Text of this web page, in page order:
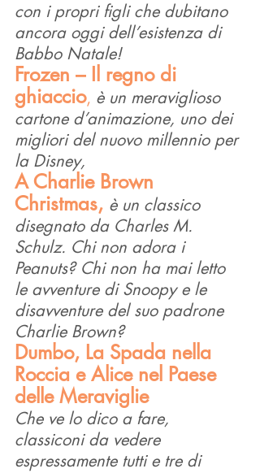
con i propri figli che dubitano
ancora oggi dell’esistenza di
Babbo Natale!
Frozen – Il regno di
ghiaccio, è un meraviglioso
cartone d’animazione, uno dei
migliori del nuovo millennio per
la Disney,
A Charlie Brown
Christmas, è un classico
disegnato da Charles M.
Schulz. Chi non adora i
Peanuts? Chi non ha mai letto
le avventure di Snoopy e le
disavventure del suo padrone
Charlie Brown?
Dumbo, La Spada nella
Roccia e Alice nel Paese
delle Meraviglie
Che ve lo dico a fare,
classiconi da vedere
espressamente tutti e tre di